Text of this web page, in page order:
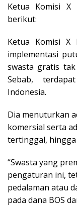
Ketua Komisi X
berikut:
Ketua Komisi X
implementasi
swasta gratis
Sebab,
Indonesia.
Dia menuturkan
komersial serta
tertinggal, hingga
“Swasta yang
pengaturan ini,
pedalaman atau
pada dana BOS